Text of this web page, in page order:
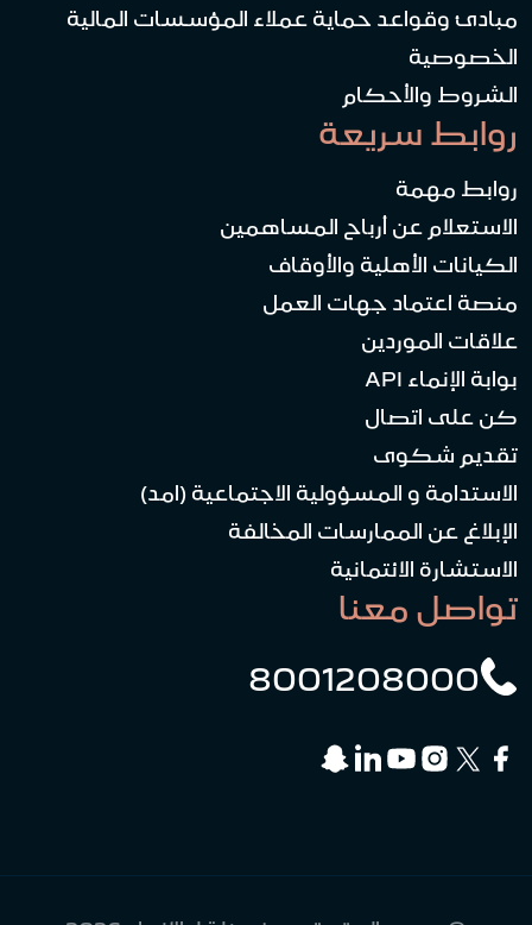
مبادئ وقواعد حماية عملاء المؤسسات المالية
الخصوصية
الشروط والأحكام
روابط سريعة
روابط مهمة
الاستعلام عن أرباح المساهمين
الكيانات الأهلية والأوقاف
منصة اعتماد جهات العمل
علاقات الموردين
بوابة الإنماء API
كن على اتصال
تقديم شكوى
الاستدامة و المسؤولية الاجتماعية (امد)
الإبلاغ عن الممارسات المخالفة
الاستشارة الائتمانية
تواصل معنا
8001208000